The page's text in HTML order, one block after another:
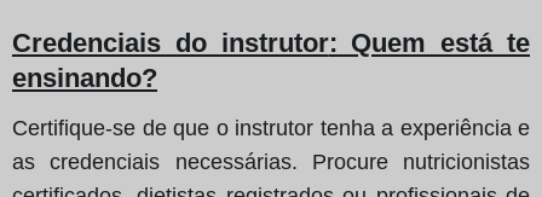
Credenciais do instrutor: Quem está te
ensinando?
Certifique-se de que o instrutor tenha a experiência e
as credenciais necessárias. Procure nutricionistas